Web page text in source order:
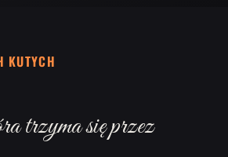
KUTYCH
trzyma się przez